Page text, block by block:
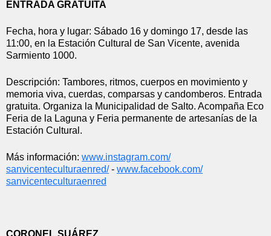
ENTRADA GRATUITA
Fecha, hora y lugar: Sábado 16 y domingo 17, desde las
11:00, en la Estación Cultural de San Vicente, avenida
Sarmiento 1000.
Descripción: Tambores, ritmos, cuerpos en movimiento y
memoria viva, cuerdas, comparsas y candomberos. Entrada
gratuita. Organiza la Municipalidad de Salto. Acompaña Eco
Feria de la Laguna y Feria permanente de artesanías de la
Estación Cultural.
Más información: www.instagram.com/
sanvicenteculturaenred/ - www.facebook.com/
sanvicenteculturaenred
CORONEL SUÁREZ